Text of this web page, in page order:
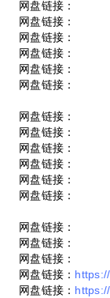
网盘链接：
网盘链接：
网盘链接：
网盘链接：
网盘链接：
网盘链接：
网盘链接：
网盘链接：
网盘链接：
网盘链接：
网盘链接：
网盘链接：
网盘链接：
网盘链接：
网盘链接：
网盘链接：
网盘链接：